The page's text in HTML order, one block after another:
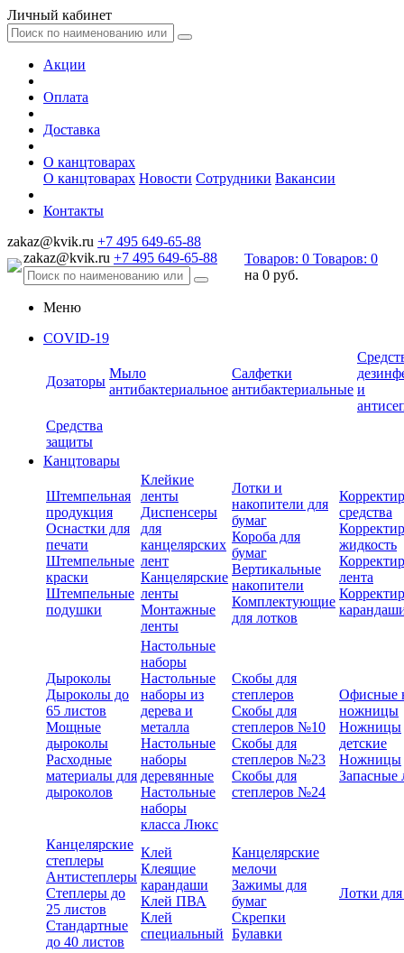
Личный кабинет
Акции
Оплата
Доставка
О канцтоварах
О канцтоварах Новости Сотрудники Вакансии
Контакты
zakaz@kvik.ru +7 495 649-65-88
zakaz@kvik.ru +7 495 649-65-88 Товаров: 0 Товаров: 0
на 0 руб.
Меню
COVID-19
Дозаторы
Мыло
антибактериальное
Салфетки
антибактериальные и
Средства
защиты
Канцтовары
Штемпельная
продукция
Оснастки для
печати
Штемпельные
краски
Штемпельные
подушки
Клейкие
ленты
Диспенсеры
для
канцелярских
лент
Канцелярские
ленты
Монтажные
ленты
Лотки и
накопители для
бумаг
Короба для
бумаг
Вертикальные
накопители
Комплектующие
для лотков
средства
жидкость
лента
Дыроколы
Дыроколы до
65 листов
Мощные
дыроколы
Расходные
материалы для
дыроколов
Настольные
наборы
Настольные
наборы из
дерева и
металла
Настольные
наборы
деревянные
Настольные
наборы
класса Люкс
Скобы для
степлеров
Скобы для
степлеров №10
Скобы для
степлеров №23
Скобы для
степлеров №24
Офисные
ножницы
Ножницы
детские
Ножницы
Запасные
Канцелярские
степлеры
Антистеплеры
Степлеры до
25 листов
Стандартные
до 40 листов
Клей
Клеящие
карандаши
Клей ПВА
Клей
специальный
Канцелярские
мелочи
Зажимы для
бумаг
Скрепки
Булавки
Лотки